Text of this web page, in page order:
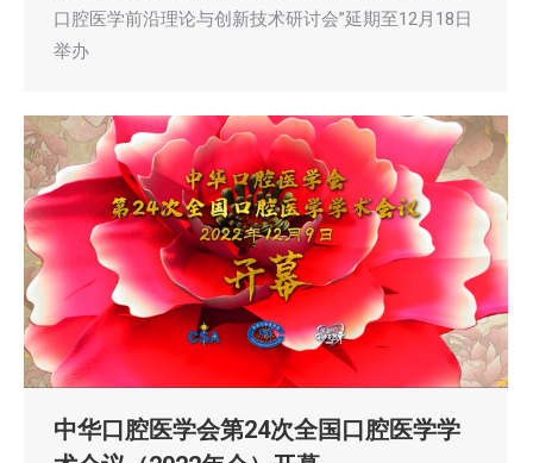
口腔医学前沿理论与创新技术研讨会”延期至12月18日
举办
中华口腔医学会第24次全国口腔医学学